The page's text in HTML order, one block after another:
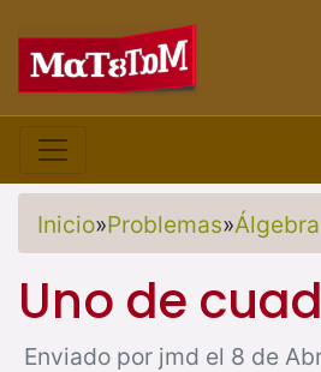
Inicio»Problemas»Álgebra
Uno de
Enviado por jmd el 8 de